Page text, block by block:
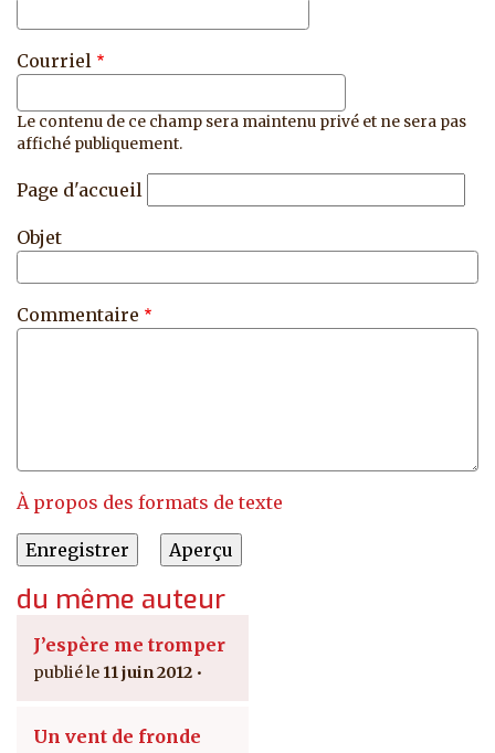
Courriel
Le contenu de ce champ sera maintenu privé et ne sera pas
affiché publiquement.
Page d'accueil
Objet
Commentaire
À propos des formats de texte
du même auteur
J’espère me tromper
11 juin 2012
Un vent de fronde